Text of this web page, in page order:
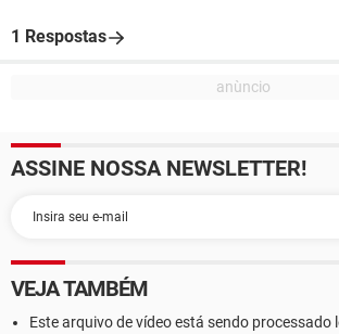
1 Respostas
ASSINE NOSSA NEWSLETTER!
VEJA TAMBÉM
Este arquivo de vídeo está sendo processado